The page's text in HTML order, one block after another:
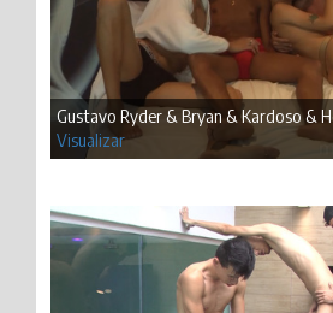
Gustavo Ryder & Bryan & Kardoso &
Visualizar